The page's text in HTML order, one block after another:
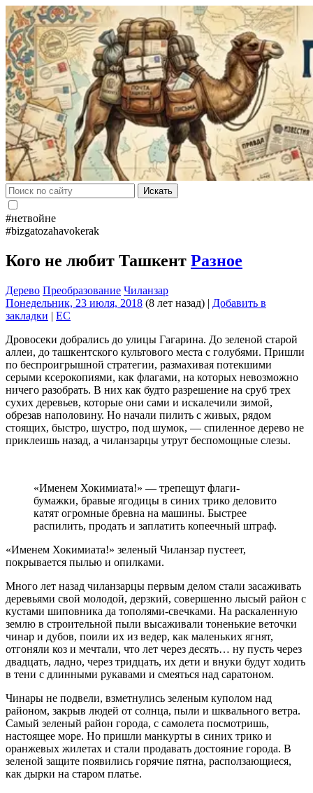
Искать
#нетвойне
#bizgatozahavokerak
Кого не любит Ташкент Разное
Дерево Преобразование Чиланзар
Понедельник, 23 июля, 2018 (8 лет назад) | Добавить в
закладки | EC
Дровосеки добрались до улицы Гагарина. До зеленой старой
аллеи, до ташкентского культового места с голубями. Пришли
по беспроигрышной стратегии, размахивая потекшими
серыми ксерокопиями, как флагами, на которых невозможно
ничего разобрать. В них как будто разрешение на сруб трех
сухих деревьев, которые они сами и искалечили зимой,
обрезав наполовину. Но начали пилить с живых, рядом
стоящих, быстро, шустро, под шумок, — спиленное дерево не
приклеишь назад, а чиланзарцы утрут беспомощные слезы.
«Именем Хокимиата!» — трепещут флаги-
бумажки, бравые ягодицы в синих трико деловито
катят огромные бревна на машины. Быстрее
распилить, продать и заплатить копеечный штраф.
«Именем Хокимиата!» зеленый Чиланзар пустеет,
покрывается пылью и опилками.
Много лет назад чиланзарцы первым делом стали засаживать
деревьями свой молодой, дерзкий, совершенно лысый район с
кустами шиповника да тополями-свечками. На раскаленную
землю в строительной пыли высаживали тоненькие веточки
чинар и дубов, поили их из ведер, как маленьких ягнят,
отгоняли коз и мечтали, что лет через десять… ну пусть через
двадцать, ладно, через тридцать, их дети и внуки будут ходить
в тени с длинными рукавами и смеяться над саратоном.
Чинары не подвели, взметнулись зеленым куполом над
районом, закрыв людей от солнца, пыли и шквального ветра.
Самый зеленый район города, с самолета посмотришь,
настоящее море. Но пришли манкурты в синих трико и
оранжевых жилетах и стали продавать достояние города. В
зеленой защите появились горячие пятна, расползающиеся,
как дырки на старом платье.